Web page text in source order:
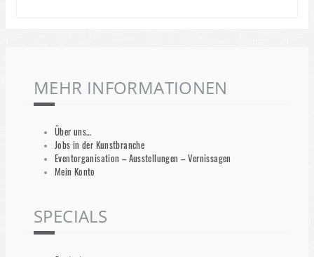
MEHR INFORMATIONEN
Über uns…
Jobs in der Kunstbranche
Eventorganisation – Ausstellungen – Vernissagen
Mein Konto
SPECIALS